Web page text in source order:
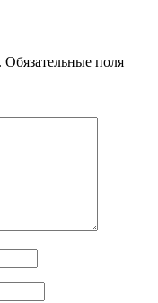
Обязательные поля